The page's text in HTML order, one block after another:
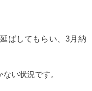
ばしてもらい、3月納
い状況です。